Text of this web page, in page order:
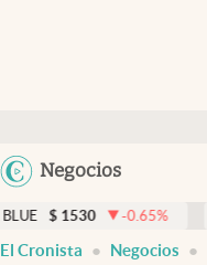
Negocios
Members
Economía y Política
Finanzas y Mercados
0.65% DÓLAR TARJETA
El Cronista Negocios